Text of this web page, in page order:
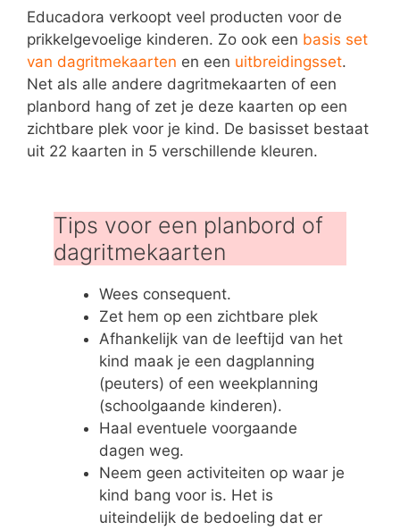
Educadora verkoopt veel producten voor de
prikkelgevoelige kinderen. Zo ook een basis set
van dagritmekaarten en een uitbreidingsset.
Net als alle andere dagritmekaarten of een
planbord hang of zet je deze kaarten op een
zichtbare plek voor je kind. De basisset bestaat
uit 22 kaarten in 5 verschillende kleuren.
Tips voor een planbord of
dagritmekaarten
Wees consequent.
Zet hem op een zichtbare plek
Afhankelijk van de leeftijd van het
kind maak je een dagplanning
(peuters) of een weekplanning
(schoolgaande kinderen).
Haal eventuele voorgaande
dagen weg.
Neem geen activiteiten op waar je
kind bang voor is. Het is
uiteindelijk de bedoeling dat er